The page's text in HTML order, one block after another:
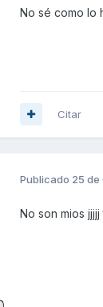
No sé como lo
Citar
Publicado 25 de
No son mios